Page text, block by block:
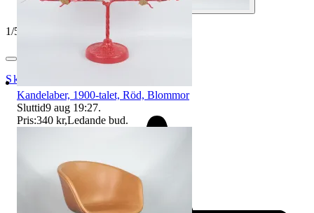
1/5
SkåneStadsmission
Kandelaber, 1900-talet, Röd, Blommor
Sluttid9 aug 19:27.
Pris:340 kr,Ledande bud.